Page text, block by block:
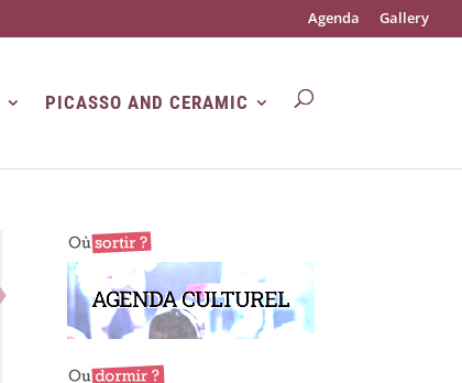
Agenda Gallery
PICASSO AND CERAMIC
AGENDA CULTUREL